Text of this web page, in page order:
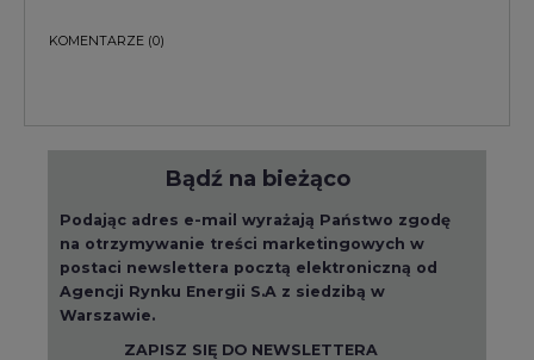
KOMENTARZE (0)
Bądź na bieżąco
Podając adres e-mail wyrażają Państwo zgodę
na otrzymywanie treści marketingowych w
postaci newslettera pocztą elektroniczną od
Agencji Rynku Energii S.A z siedzibą w
Warszawie.
ZAPISZ SIĘ DO NEWSLETTERA